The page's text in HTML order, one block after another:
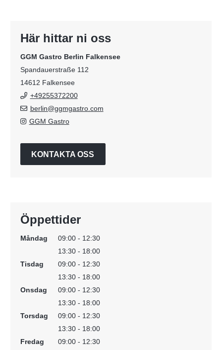
Här hittar ni oss
GGM Gastro Berlin Falkensee
Spandauerstraße 112
14612 Falkensee
+49255372200
berlin@ggmgastro.com
GGM Gastro
KONTAKTA OSS
Öppettider
Måndag
09:00 - 12:30
13:30 - 18:00
Tisdag
09:00 - 12:30
13:30 - 18:00
Onsdag
09:00 - 12:30
13:30 - 18:00
Torsdag
09:00 - 12:30
13:30 - 18:00
Fredag
09:00 - 12:30